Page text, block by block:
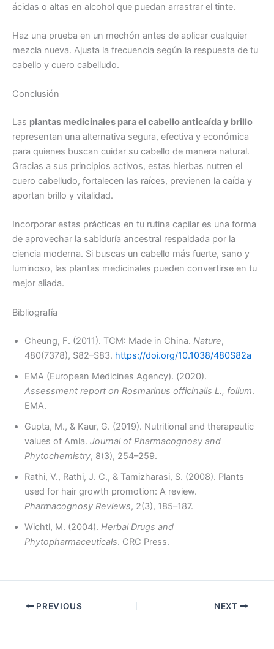
ácidas o altas en alcohol que puedan arrastrar el tinte.
Haz una prueba en un mechón antes de aplicar cualquier
mezcla nueva. Ajusta la frecuencia según la respuesta de tu
cabello y cuero cabelludo.
Conclusión
Las plantas medicinales para el cabello anticaída y brillo
representan una alternativa segura, efectiva y económica
para quienes buscan cuidar su cabello de manera natural.
Gracias a sus principios activos, estas hierbas nutren el
cuero cabelludo, fortalecen las raíces, previenen la caída y
aportan brillo y vitalidad.
Incorporar estas prácticas en tu rutina capilar es una forma
de aprovechar la sabiduría ancestral respaldada por la
ciencia moderna. Si buscas un cabello más fuerte, sano y
luminoso, las plantas medicinales pueden convertirse en tu
mejor aliada.
Bibliografía
Cheung, F. (2011). TCM: Made in China. Nature,
480(7378), S82–S83. https://doi.org/10.1038/480S82a
EMA (European Medicines Agency). (2020).
Assessment report on Rosmarinus officinalis L., folium.
EMA.
Gupta, M., & Kaur, G. (2019). Nutritional and therapeutic
values of Amla. Journal of Pharmacognosy and
Phytochemistry, 8(3), 254–259.
Rathi, V., Rathi, J. C., & Tamizharasi, S. (2008). Plants
used for hair growth promotion: A review.
Pharmacognosy Reviews, 2(3), 185–187.
Wichtl, M. (2004). Herbal Drugs and
Phytopharmaceuticals. CRC Press.
PREVIOUS NEXT